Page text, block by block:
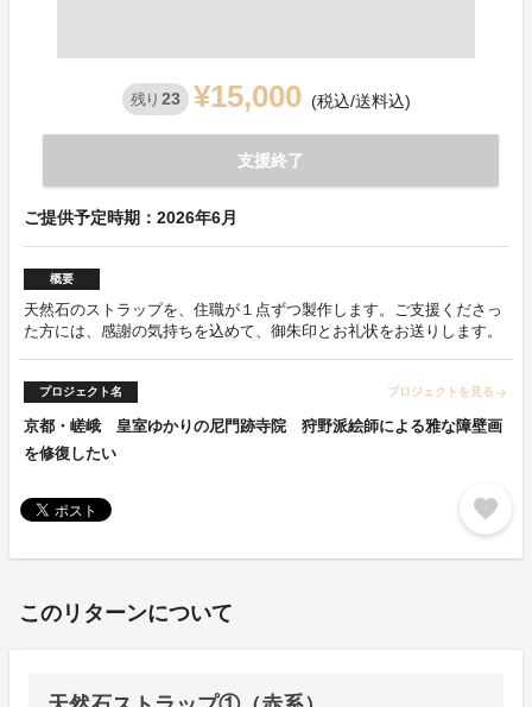
残り 23 ¥15,000 (税込/送料込)
支援終了
ご提供予定時期：2026年6月
概要
天然石のストラップを、住職が１点ずつ製作します。ご支援くださっ
た方には、感謝の気持ちを込めて、御朱印とお礼状をお送りします。
プロジェクト名 プロジェクトを見る arrow_forward
京都・嵯峨 皇室ゆかりの尼門跡寺院 狩野派絵師による雅な障壁画
を修復したい
favorite
このリターンについて